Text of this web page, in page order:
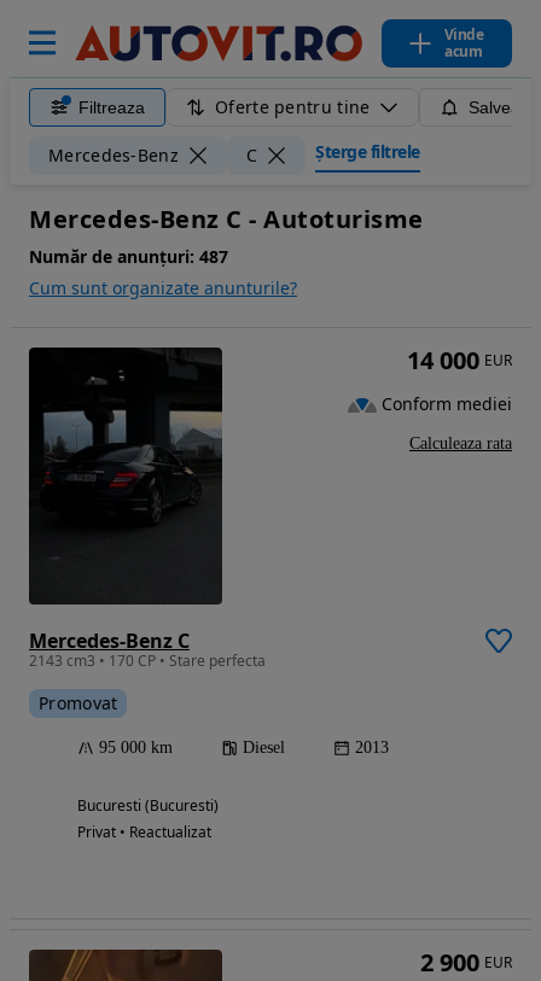
Vinde
acum
Filtreaza Oferte pentru tine
Mercedes-Benz C Șterge filtrele
Mercedes-Benz C - Autoturisme
Număr de anunțuri: 487
Cum sunt organizate anunturile?
Mercedes-Benz C
2143 cm3 • 170 CP • Stare perfecta
Promovat
95 000 km Diesel 2013
Bucuresti (Bucuresti)
Privat • Reactualizat
14 000 EUR
Conform mediei
Calculeaza rata
2 900 EUR